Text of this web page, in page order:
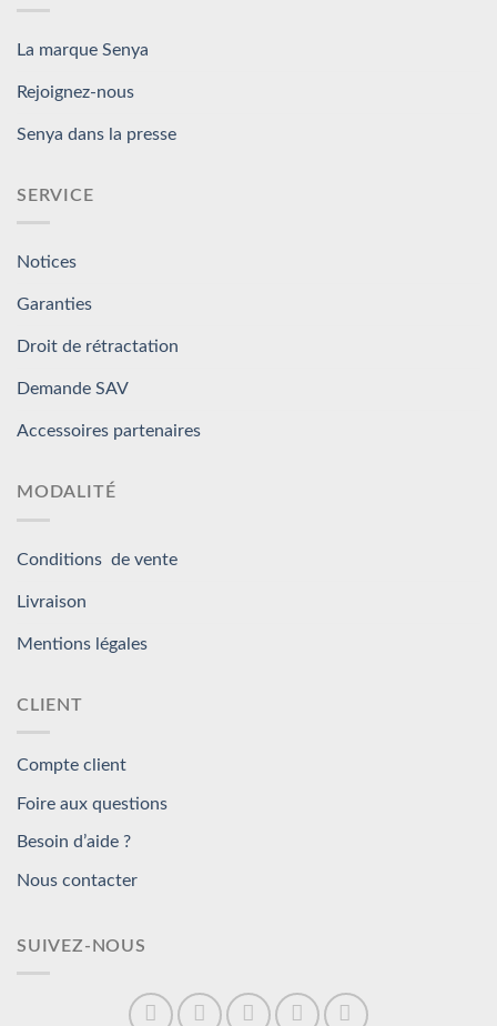
La marque Senya
Rejoignez-nous
Senya dans la presse
SERVICE
Notices
Garanties
Droit de rétractation
Demande SAV
Accessoires partenaires
MODALITÉ
Conditions de vente
Livraison
Mentions légales
CLIENT
Compte client
Foire aux questions
Besoin d’aide ?
Nous contacter
SUIVEZ-NOUS